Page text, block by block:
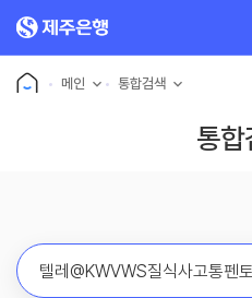
메인 통합검색
통합